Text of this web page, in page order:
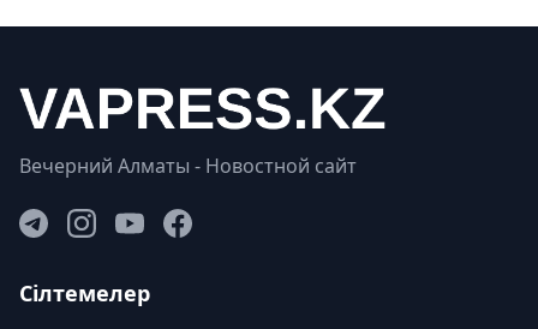
Вечерний Алматы - Новостной сайт
Сілтемелер